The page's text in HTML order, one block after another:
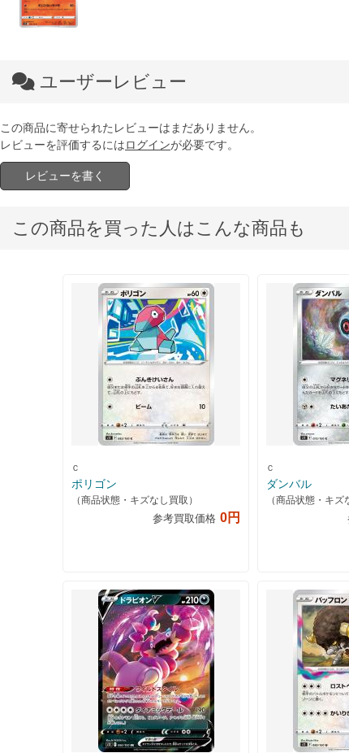
ユーザーレビュー
この商品に寄せられたレビューはまだありません。
レビューを評価するにはログインが必要です。
レビューを書く
この商品を買った人はこんな商品も
Ｃ
ポリゴン
（商品状態・キズなし買取）
参考買取価格 0円
Ｃ
ダンバル
（商品状態・キズ